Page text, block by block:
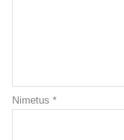
Nimetus *